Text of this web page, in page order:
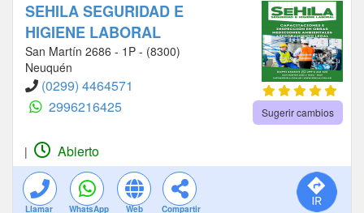
SEHILA SEGURIDAD E
HIGIENE LABORAL
San Martín 2686 - 1P - (8300)
Neuquén
(0299) 4464571
2996216425
Sugerir cambios
| Abierto
Llamar WhatsApp Web Compartir